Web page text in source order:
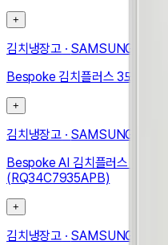
+
김치냉장고 · SAMSUNG
Bespoke 김치플러스 3도어
+
김치냉장고 · SAMSUNG
Bespoke AI 김치플러스 1도어
(RQ34C7935APB)
+
김치냉장고 · SAMSUNG